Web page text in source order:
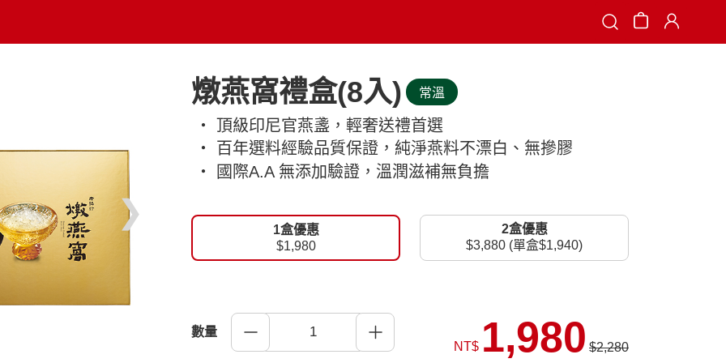
Search
❯
燉燕窩禮盒(8入) 常溫
‧ 頂級印尼官燕盞，輕奢送禮首選
‧ 百年選料經驗品質保證，純淨燕料不漂白、無摻膠
‧ 國際A.A 無添加驗證，溫潤滋補無負擔
1盒優惠
$1,980
2盒優惠
$3,880 (單盒$1,940)
數量
NT$ 1,980 $2,280